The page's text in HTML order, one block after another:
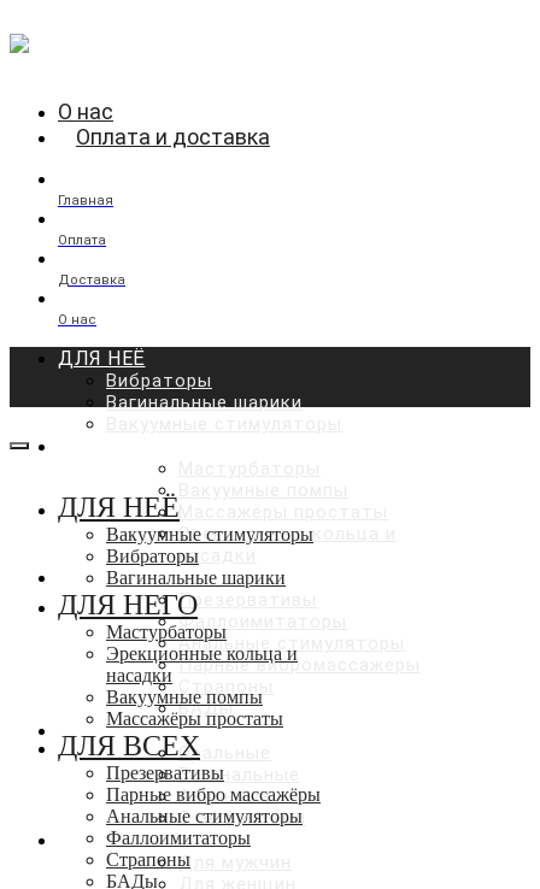
О нас
Оплата и доставка
Главная
Оплата
Доставка
О нас
ДЛЯ НЕЁ
Вибраторы
Вагинальные шарики
Эрекционные кольца и
насадки
ДЛЯ ВСЕХ
Презервативы
Фаллоимитаторы
Анальные стимуляторы
Парные вибромассажеры
БАДы
ЛУБРИКАНТЫ
Оральные
Вагинальные
Анальные
С эффектами
КОСМЕТИКА И УХОД
Для мужчин
ДЛЯ НЕЁ
Вакуумные стимуляторы
Вибраторы
Вагинальные шарики
ДЛЯ НЕГО
Мастурбаторы
Эрекционные кольца и
насадки
Вакуумные помпы
Массажёры простаты
ДЛЯ ВСЕХ
Презервативы
Парные вибро массажёры
Анальные стимуляторы
Фаллоимитаторы
Страпоны
БАДы